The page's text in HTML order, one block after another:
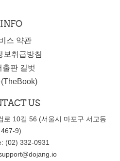
INFO
스 약관
보취급방침
출판 길벗
US
로 10길 56 (서울시 마포구 서교동
467-9)
(02) 332-0931